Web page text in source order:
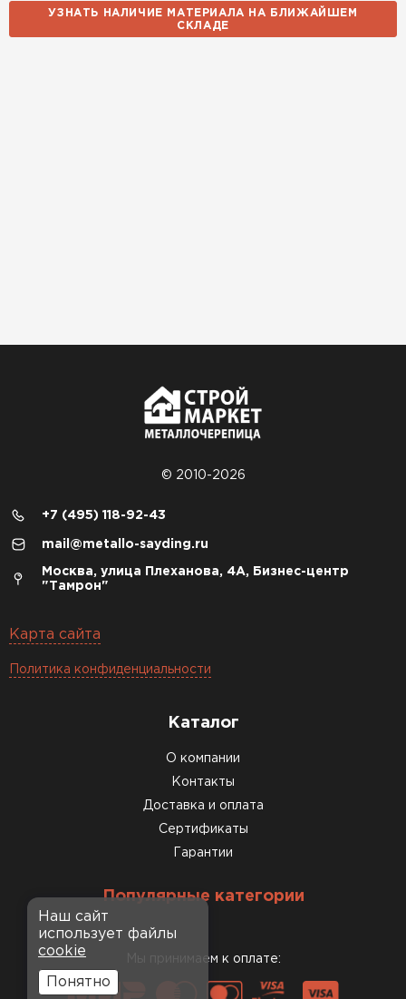
УЗНАТЬ НАЛИЧИЕ МАТЕРИАЛА НА БЛИЖАЙШЕМ
СКЛАДЕ
© 2010-2026
+7 (495) 118-92-43
mail@metallo-sayding.ru
Москва, улица Плеханова, 4А, Бизнес-центр
"Тамрон"
Карта сайта
Политика конфиденциальности
Каталог
О компании
Контакты
Доставка и оплата
Сертификаты
Гарантии
Популярные категории
Мы принимаем к оплате:
Наш сайт
использует файлы
cookie
Понятно